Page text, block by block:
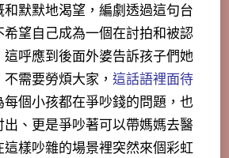
默默地渴望，編劇透過這句台
望自己成為一個在討拍和被認
呼應到後面外婆告訴孩子們她
需要勞煩大家， 這話語裡面待
每個小孩都在爭吵錢的問題，也
、更是爭吵著可以帶媽媽去醫
樣吵雜的場景裡突然來個彩虹